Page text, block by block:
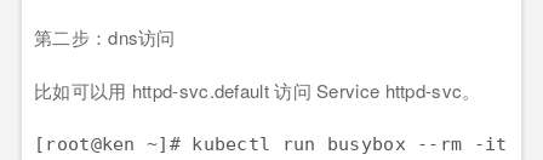
第二步：dns访问
比如可以用 httpd-svc.default 访问 Service httpd-svc。
[root@ken ~]# kubectl run busybox --rm -it --